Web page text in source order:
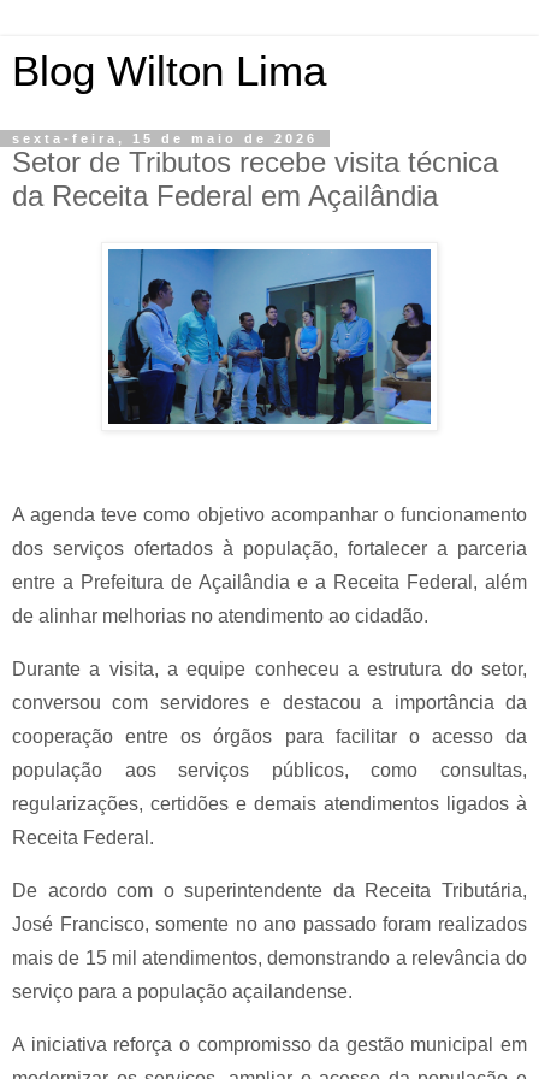
Blog Wilton Lima
sexta-feira, 15 de maio de 2026
Setor de Tributos recebe visita técnica
da Receita Federal em Açailândia
A agenda teve como objetivo acompanhar o funcionamento
dos serviços ofertados à população, fortalecer a parceria
entre a Prefeitura de Açailândia e a Receita Federal, além
de alinhar melhorias no atendimento ao cidadão.
Durante a visita, a equipe conheceu a estrutura do setor,
conversou com servidores e destacou a importância da
cooperação entre os órgãos para facilitar o acesso da
população aos serviços públicos, como consultas,
regularizações, certidões e demais atendimentos ligados à
Receita Federal.
De acordo com o superintendente da Receita Tributária,
José Francisco, somente no ano passado foram realizados
mais de 15 mil atendimentos, demonstrando a relevância do
serviço para a população açailandense.
A iniciativa reforça o compromisso da gestão municipal em